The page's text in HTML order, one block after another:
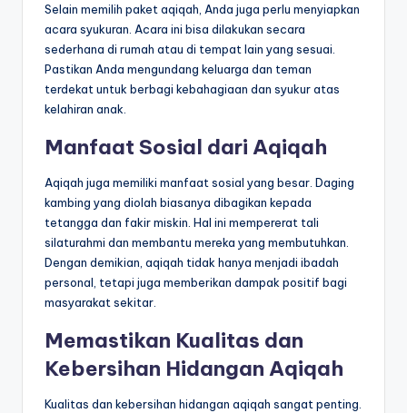
Selain memilih paket aqiqah, Anda juga perlu menyiapkan
acara syukuran. Acara ini bisa dilakukan secara
sederhana di rumah atau di tempat lain yang sesuai.
Pastikan Anda mengundang keluarga dan teman
terdekat untuk berbagi kebahagiaan dan syukur atas
kelahiran anak.
Manfaat Sosial dari Aqiqah
Aqiqah juga memiliki manfaat sosial yang besar. Daging
kambing yang diolah biasanya dibagikan kepada
tetangga dan fakir miskin. Hal ini mempererat tali
silaturahmi dan membantu mereka yang membutuhkan.
Dengan demikian, aqiqah tidak hanya menjadi ibadah
personal, tetapi juga memberikan dampak positif bagi
masyarakat sekitar.
Memastikan Kualitas dan
Kebersihan Hidangan Aqiqah
Kualitas dan kebersihan hidangan aqiqah sangat penting.